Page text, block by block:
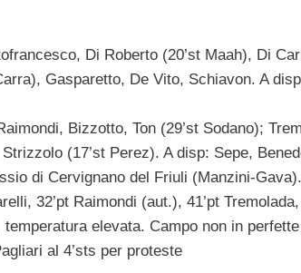
Di Roberto (20’st Maah), Di
Gasparetto, De Vito, Schiavon. A
Bizzotto, Ton (29’st Sodano);
(17’st Perez). A disp: Sepe,
di Cervignano del Friuli (Manzini-
32’pt Raimondi (aut.), 41’pt
elevata. Campo non in
al 4’sts per proteste